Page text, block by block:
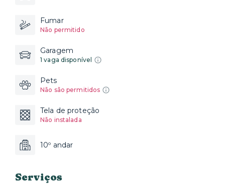
Fumar
Não permitido
Garagem
1 vaga disponível
Pets
Não são permitidos
Tela de proteção
Não instalada
10º andar
Serviços